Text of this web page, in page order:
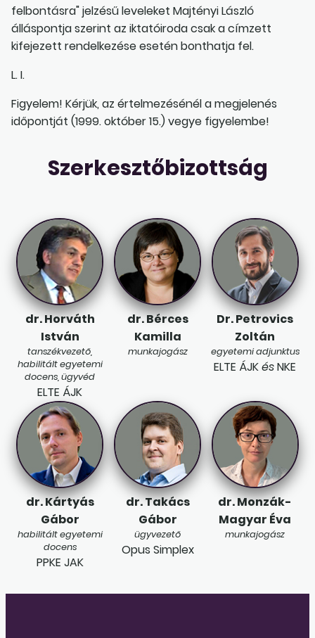
felbontásra" jelzésű leveleket Majtényi László
álláspontja szerint az iktatóiroda csak a címzett
kifejezett rendelkezése esetén bonthatja fel.
L. I.
Figyelem! Kérjük, az értelmezésénél a megjelenés
időpontját (1999. október 15.) vegye figyelembe!
Szerkesztőbizottság
dr. Horváth
István
tanszékvezető,
habilitált egyetemi
docens, ügyvéd
ELTE ÁJK
dr. Bérces
Kamilla
munkajogász
Dr. Petrovics
Zoltán
egyetemi adjunktus
ELTE ÁJKésNKE
dr. Kártyás
Gábor
habilitált egyetemi
docens
PPKE JAK
dr. Takács
Gábor
ügyvezető
Opus Simplex
dr. Monzák-
Magyar Éva
munkajogász